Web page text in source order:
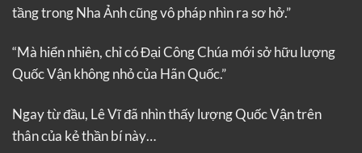
tầng trong Nha Ảnh cũng vô pháp nhìn ra sơ hở.”
“Mà hiển nhiên, chỉ có Đại Công Chúa mới sở hữu lượng
Quốc Vận không nhỏ của Hãn Quốc.”
Ngay từ đầu, Lê Vĩ đã nhìn thấy lượng Quốc Vận trên
thân của kẻ thần bí này…